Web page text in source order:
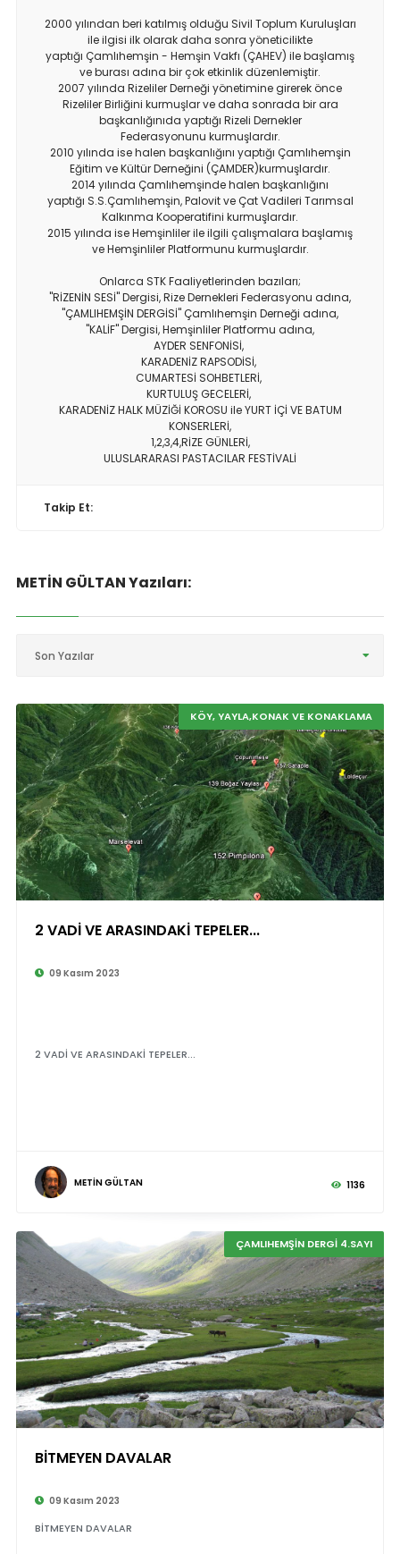
2000 yılından beri katılmış olduğu Sivil Toplum Kuruluşları
ile ilgisi ilk olarak daha sonra yöneticilikte
yaptığı Çamlıhemşin - Hemşin Vakfı (ÇAHEV) ile başlamış
ve burası adına bir çok etkinlik düzenlemiştir.
2007 yılında Rizeliler Derneği yönetimine girerek önce
Rizeliler Birliğini kurmuşlar ve daha sonrada bir ara
başkanlığınıda yaptığı Rizeli Dernekler
Federasyonunu kurmuşlardır.
2010 yılında ise halen başkanlığını yaptığı Çamlıhemşin
Eğitim ve Kültür Derneğini (ÇAMDER)kurmuşlardır.
2014 yılında Çamlıhemşinde halen başkanlığını
yaptığı S.S.Çamlıhemşin, Palovit ve Çat Vadileri Tarımsal
Kalkınma Kooperatifini kurmuşlardır.
2015 yılında ise Hemşinliler ile ilgili çalışmalara başlamış
ve Hemşinliler Platformunu kurmuşlardır.
Onlarca STK Faaliyetlerinden bazıları;
"RİZENİN SESİ"Dergisi, Rize Dernekleri Federasyonu adına,
"ÇAMLIHEMŞİN DERGİSİ"Çamlıhemşin Derneği adına,
"KALİF"Dergisi, Hemşinliler Platformu adına,
AYDER SENFONİSİ,
KARADENİZ RAPSODİSİ,
CUMARTESİ SOHBETLERİ,
KURTULUŞ GECELERİ,
KARADENİZ HALK MÜZİĞİ KOROSU ile YURT İÇİ VE BATUM
KONSERLERİ,
1,2,3,4,RİZE GÜNLERİ,
ULUSLARARASI PASTACILAR FESTİVALİ
Takip Et:
METİN GÜLTAN Yazıları:
Son Yazılar
KÖY, YAYLA,KONAK VE KONAKLAMA
2 VADİ VE ARASINDAKİ TEPELER...
09 Kasım 2023
2 VADİ VE ARASINDAKİ TEPELER...
METİN GÜLTAN 1136
ÇAMLIHEMŞİN DERGİ 4.SAYI
BİTMEYEN DAVALAR
09 Kasım 2023
BİTMEYEN DAVALAR